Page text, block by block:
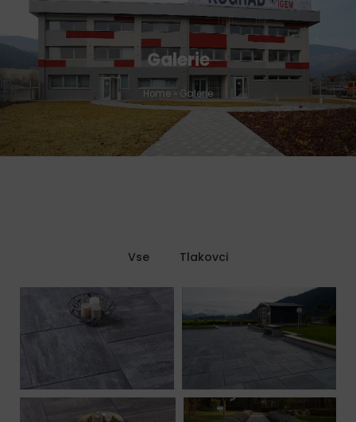
Galerie
Home » Galerie
Vse Tlakovci